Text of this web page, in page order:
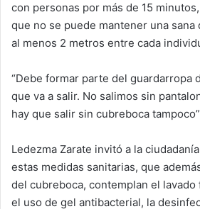
con personas por más de 15
que no se puede mantener una sana
al menos 2 metros entre cada
“Debe formar parte del guardarropa
que va a salir. No salimos sin
hay que salir sin cubreboca
Ledezma Zarate invitó a la
estas medidas sanitarias, que
del cubreboca, contemplan el
el uso de gel antibacterial, la